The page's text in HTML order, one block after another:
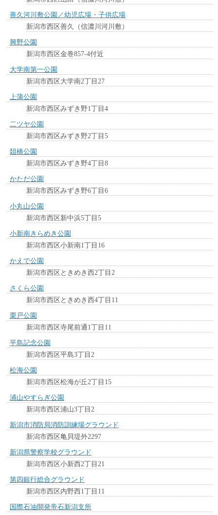
善久河川敷公園／幼児広場・子供広場
新潟市西区善久（信濃川河川敷）
興野公園
新潟市西区金巻857-4付近
大学南第一公園
新潟市西区大学南2丁目27
上蒲公園
新潟市西区みずき野1丁目4
二ツヤ公園
新潟市西区みずき野2丁目5
爼橋公園
新潟市西区みずき野4丁目8
かただ公園
新潟市西区みずき野6丁目6
小丸山公園
新潟市西区新中浜5丁目5
小新南きらめき公園
新潟市西区小新南1丁目16
かえで公園
新潟市西区ときめき西2丁目2
さくら公園
新潟市西区ときめき西4丁目11
栗戸公園
新潟市西区寺尾前通1丁目11
平島記念公園
新潟市西区平島3丁目2
松海公園
新潟市西区松海が丘2丁目15
浦山やすらぎ公園
新潟市西区浦山3丁目2
新潟市消防局消防訓練場グラウンド
新潟市西区亀貝堤外2297
新潟県警察学校グラウンド
新潟市西区小新西2丁目21
第四銀行総合グラウンド
新潟市西区内野西1丁目11
国際石油開発帝石新潟支所